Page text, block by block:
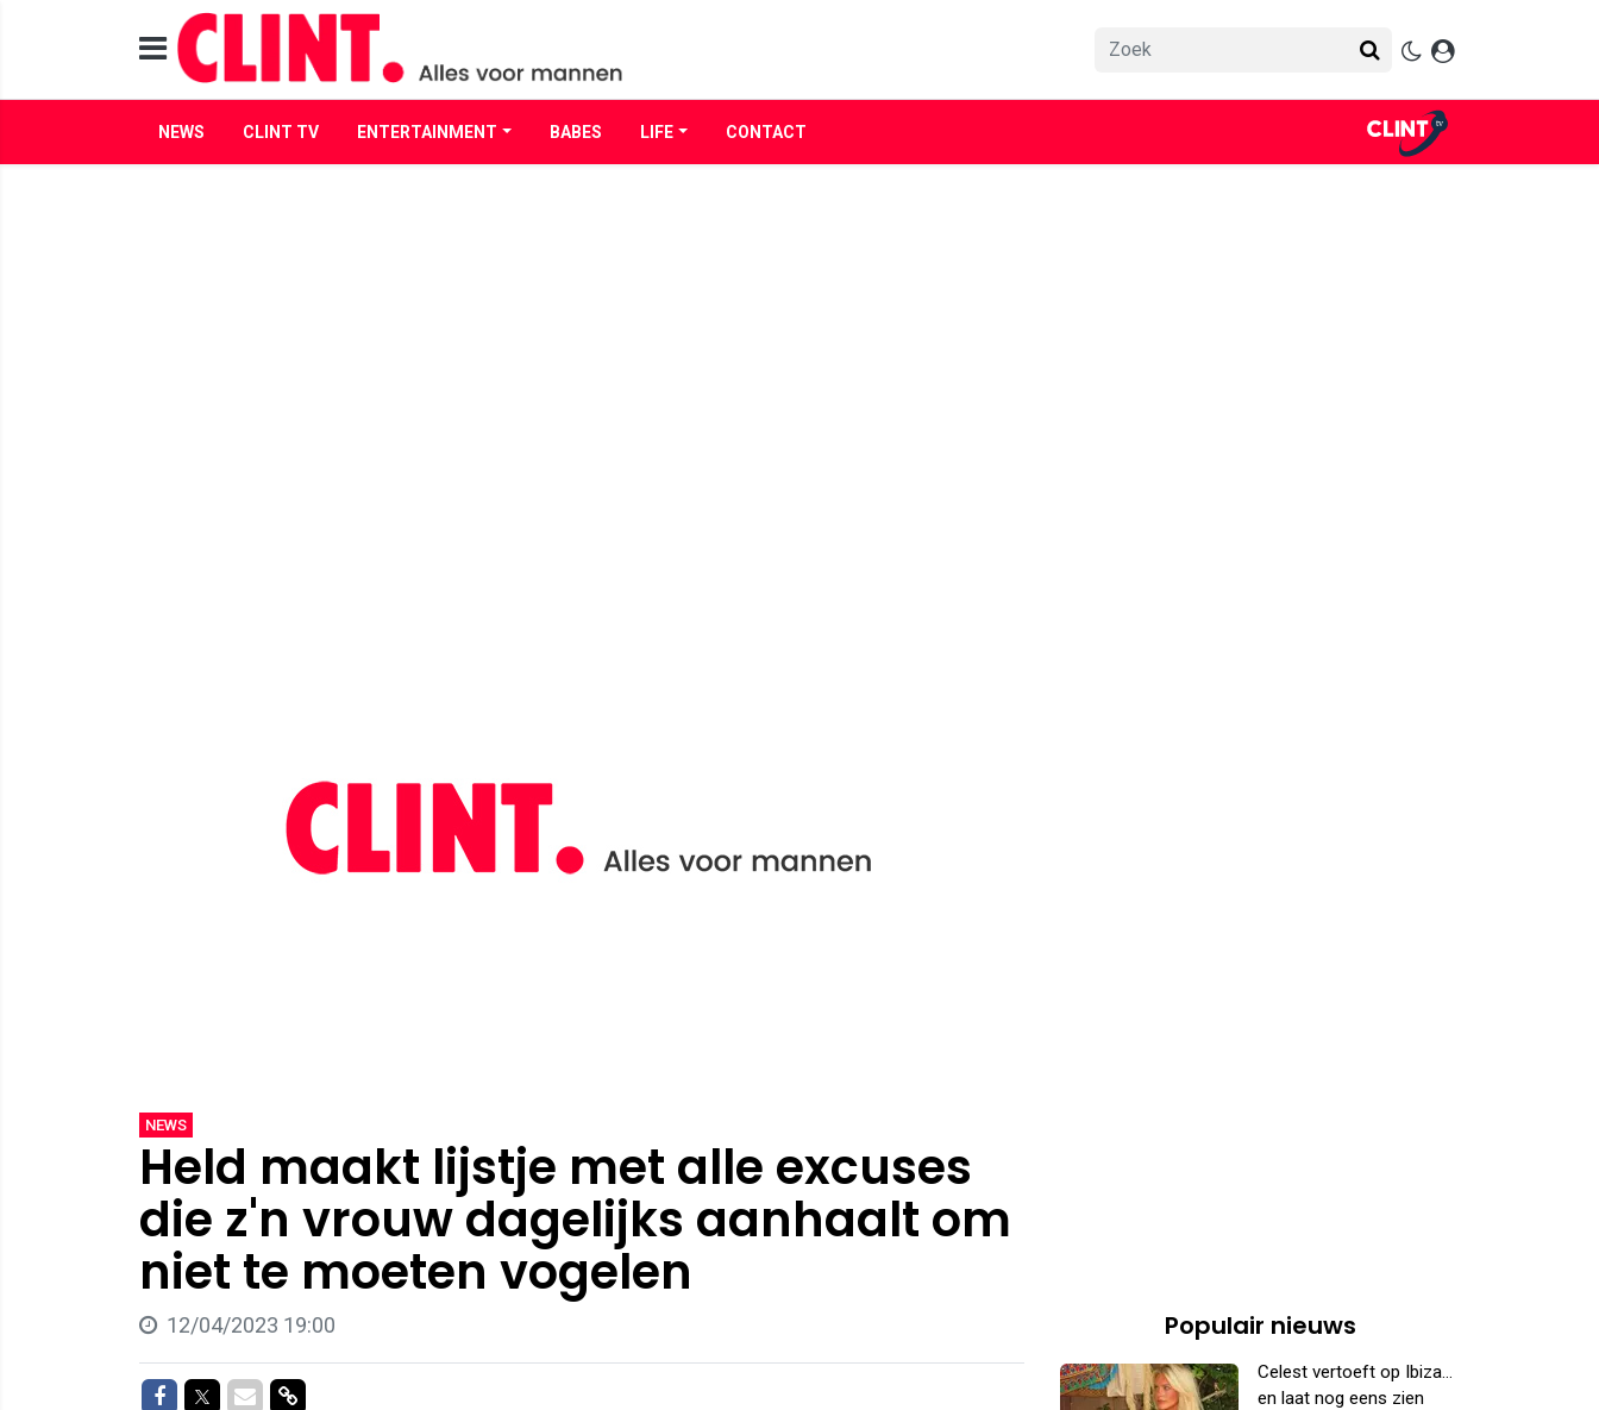
NEWS CLINT TV ENTERTAINMENT BABES LIFE CONTACT
NEWS
Held maakt lijstje met alle excuses
die z'n vrouw dagelijks aanhaalt om
niet te moeten vogelen
12/04/2023 19:00
Delen op Facebook
Delen op Twitter
Delen via Mail
Delen via link
Populair nieuws
Celest vertoeft op Ibiza...
en laat nog eens zien